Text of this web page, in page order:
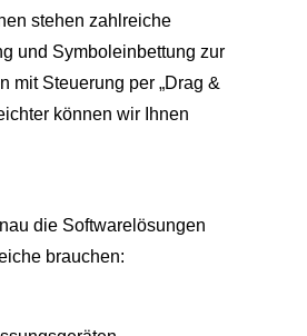
stehen zahlreiche
und Symboleinbettung zur
mit Steuerung per „Drag &
können wir Ihnen
die Softwarelösungen
brauchen: